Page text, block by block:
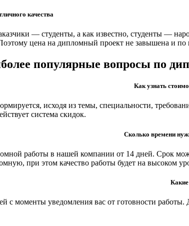
качества
— студенты, а как известно, студенты —
цена на дипломный проект не завышена и по
популярные вопросы по
Как узнать
исходя из темы, специальности,
система скидок.
Сколько времени
работы в нашей компании от 14 дней. Срок
при этом качество работы будет на высоком
Какие
с моменты уведомления вас от готовности